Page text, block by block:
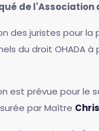
de l'Association
des juristes pour la
du droit OHADA
est prévue pour le
par Maître